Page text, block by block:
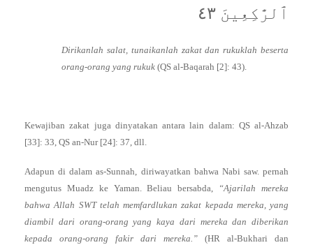
ٱلرَّٰكِعِينَ ٤٣
Dirikanlah salat, tunaikanlah zakat dan rukuklah beserta
orang-orang yang rukuk(QS al-Baqarah [2]: 43).
Kewajiban zakat juga dinyatakan antara lain dalam: QS al-Ahzab
[33]: 33, QS an-Nur [24]: 37, dll.
Adapun di dalam as-Sunnah, diriwayatkan bahwa Nabi saw. pernah
mengutus Muadz ke Yaman. Beliau bersabda,
“Ajarilah mereka
bahwa Allah SWT telah memfardlukan zakat kepada mereka, yang
diambil dari orang-orang yang kaya dari mereka dan diberikan
kepada orang-orang fakir dari mereka.” (HR al-Bukhari dan